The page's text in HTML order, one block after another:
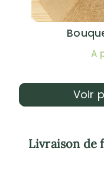
A
Voir
Livraison de